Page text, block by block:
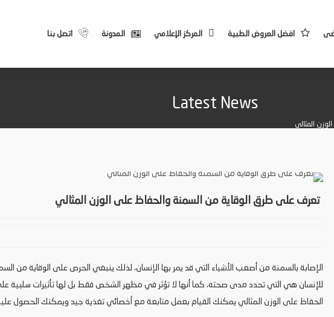
افضل العروض الطبية المركز الإعلامي المدونة اتصل بنا
Latest News
المثالي
تعرف على طرق الوقاية من السمنة والحفاظ على الوزن المثالي
الإصابة بالسمنة من أصعب الأشياء التي قد يمر بها الإنسان، لذلك ينبغي الحرص على الوقاية من
للإنسان هي التي تحدد مدى صحته، كما أنها لا تؤثر في مظهر الشخص فقط بل لها تأثيرات سلبية
الحفاظ على الوزن المثالي يمكنك القيام بعمل متابعة مع أخصائي تغذية جيد ويمكنك الحصول